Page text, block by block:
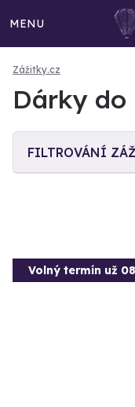
MENU
Zážitky.cz
Dárky do
FILTROVÁNÍ
Volný termín už